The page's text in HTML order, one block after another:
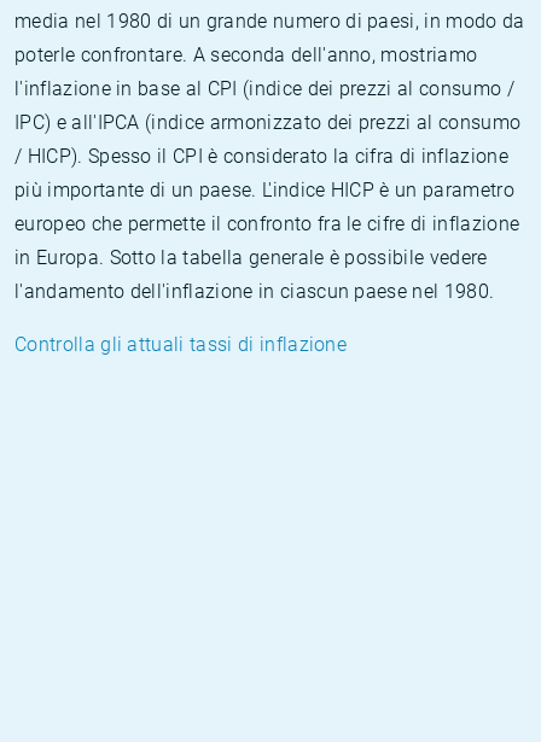
media nel 1980 di un grande numero di paesi, in modo da
poterle confrontare. A seconda dell'anno, mostriamo
l'inflazione in base al CPI (indice dei prezzi al consumo /
IPC) e all'IPCA (indice armonizzato dei prezzi al consumo
/ HICP). Spesso il CPI è considerato la cifra di inflazione
più importante di un paese. L'indice HICP è un parametro
europeo che permette il confronto fra le cifre di inflazione
in Europa. Sotto la tabella generale è possibile vedere
l'andamento dell'inflazione in ciascun paese nel 1980.
Controlla gli attuali tassi di inflazione